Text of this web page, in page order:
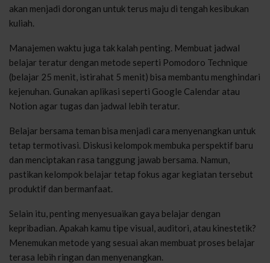
akan menjadi dorongan untuk terus maju di tengah kesibukan
kuliah.
Manajemen waktu juga tak kalah penting. Membuat jadwal
belajar teratur dengan metode seperti Pomodoro Technique
(belajar 25 menit, istirahat 5 menit) bisa membantu menghindari
kejenuhan. Gunakan aplikasi seperti Google Calendar atau
Notion agar tugas dan jadwal lebih teratur.
Belajar bersama teman bisa menjadi cara menyenangkan untuk
tetap termotivasi. Diskusi kelompok membuka perspektif baru
dan menciptakan rasa tanggung jawab bersama. Namun,
pastikan kelompok belajar tetap fokus agar kegiatan tersebut
produktif dan bermanfaat.
Selain itu, penting menyesuaikan gaya belajar dengan
kepribadian. Apakah kamu tipe visual, auditori, atau kinestetik?
Menemukan metode yang sesuai akan membuat proses belajar
terasa lebih ringan dan menyenangkan.